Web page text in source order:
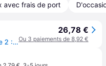
avec frais de port
Override Super Mech League 2 : Ultraman Deluxe Edition Switch
26,78 €
Ou 3 paiements de 8,92 €